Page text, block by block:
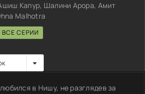
Капур, Шалини Арора, Амит
Malhotra
ВСЕ СЕРИИ
в Нишу, не разглядев за